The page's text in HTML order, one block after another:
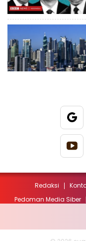
Redaksi
Pedoman Media Siber